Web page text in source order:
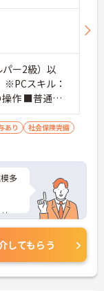
ー2級）以
スキル：
操作 ■普通自
必須
あり
社会保険完備
多
ス
ら
だ
してもらう